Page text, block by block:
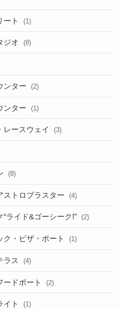
ート (1)
ジオ (8)
ンター (2)
ンター (1)
レースウェイ (3)
(8)
ストロブラスター (4)
ライド&ゴーシーク!” (2)
ク・ピザ・ポート (1)
ラス (4)
ードポート (2)
イト (1)